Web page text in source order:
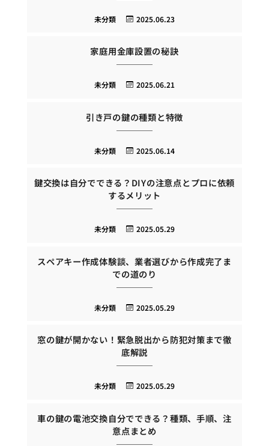
2025.06.23
未分類
家庭用金庫設置の秘訣
2025.06.21
未分類
引き戸の鍵の種類と特徴
2025.06.14
未分類
鍵交換は自分でできる？DIYの注意点とプロに依頼
するメリット
2025.05.29
未分類
スペアキー作成体験談、業者選びから作成完了ま
での道のり
2025.05.29
未分類
窓の鍵が開かない！緊急脱出から防犯対策まで徹
底解説
2025.05.29
未分類
車の鍵の電池交換自分でできる？種類、手順、注
意点まとめ